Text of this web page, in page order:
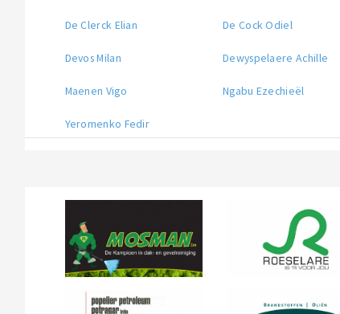
De Clerck Elian De Cock Odiel
Devos Milan Dewyspelaere Achille
Maenen Vigo Ngabu Ezechieël
Yeromenko Fedir